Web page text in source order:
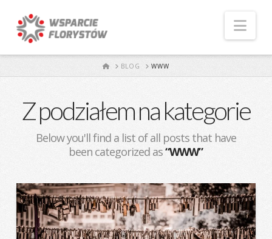
STARTBLOG WWW
Z podziałem na kategorie
Below you'll find a list of all posts that have
been categorized as“WWW”